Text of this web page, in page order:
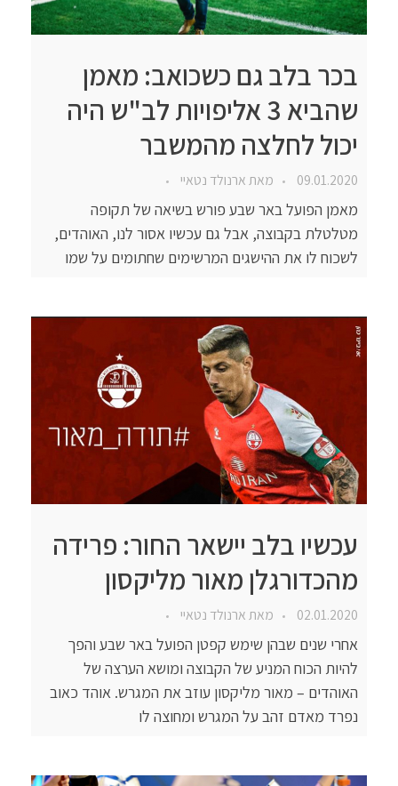
בכר בלב גם כשכואב: מאמן
שהביא 3 אליפויות לב"ש היה
יכול לחלצה מהמשבר
09.01.2020 מאתארנולד נטאיי
מאמן הפועל באר שבע פורש בשיאה של תקופה
מטלטלת בקבוצה, אבל גם עכשיו אסור לנו, האוהדים,
לשכוח לו את ההישגים המרשימים שחתומים על שמו
עכשיו בלב יישאר החור: פרידה
מהכדורגלן מאור מליקסון
02.01.2020 מאתארנולד נטאיי
אחרי שנים שבהן שימש קפטן הפועל באר שבע והפך
להיות הכוח המניע של הקבוצה ומושא הערצה של
האוהדים – מאור מליקסון עוזב את המגרש. אוהד כאוב
נפרד מאדם זהב על המגרש ומחוצה לו